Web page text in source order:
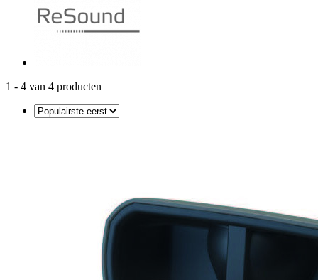
1 - 4 van 4 producten